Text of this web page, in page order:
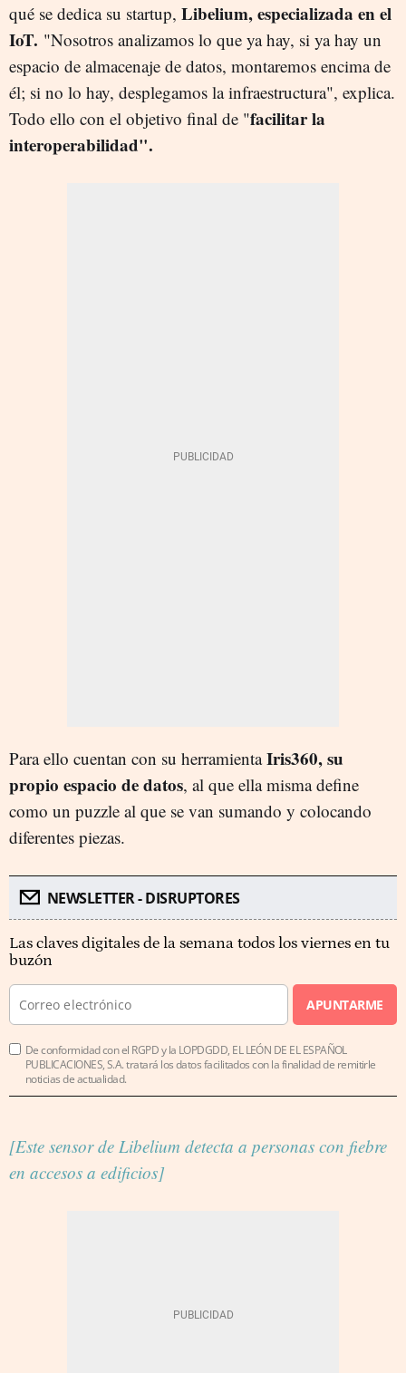
qué se dedica su startup, Libelium, especializada en el
IoT. "Nosotros analizamos lo que ya hay, si ya hay un
espacio de almacenaje de datos, montaremos encima de
él; si no lo hay, desplegamos la infraestructura", explica.
Todo ello con el objetivo final de "facilitar la
interoperabilidad".
Para ello cuentan con su herramientaIris360, su
propio espacio de datos, al que ella misma define
como un puzzle al que se van sumando y colocando
diferentes piezas.
NEWSLETTER - DISRUPTORES
Las claves digitales de la semana todos los viernes en tu
buzón
APUNTARME
De conformidad con el RGPD y la LOPDGDD, EL LEÓN DE EL ESPAÑOL
PUBLICACIONES, S.A. tratará los datos facilitados con la finalidad de remitirle
noticias de actualidad.
[Este sensor de Libelium detecta a personas con fiebre
en accesos a edificios]